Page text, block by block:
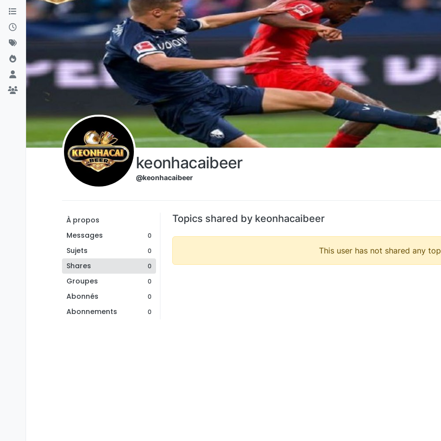
Aller directement au contenu
keonhacaibeer
@keonhacaibeer
À propos
Messages
0
Sujets 0
Shares 0
Groupes 0
Abonnés 0
Abonnements 0
Topics shared by keonhacaibeer
This user has not shared any